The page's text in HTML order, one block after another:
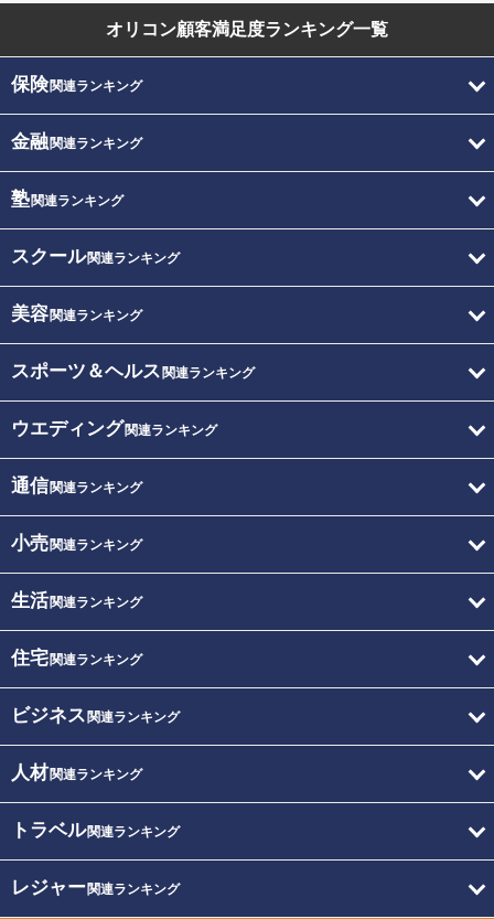
オリコン顧客満足度ランキング一覧
保険関連ランキング
金融関連ランキング
塾関連ランキング
スクール関連ランキング
美容関連ランキング
スポーツ＆ヘルス 関連ランキング
ウエディング関連ランキング
通信関連ランキング
小売関連ランキング
生活関連ランキング
住宅関連ランキング
ビジネス 関連ランキング
人材関連ランキング
トラベル関連ランキング
レジャー関連ランキング